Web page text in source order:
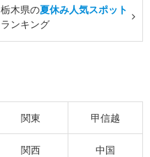
栃木県の夏休み人気スポット
ランキング
関東 甲信越
関西 中国